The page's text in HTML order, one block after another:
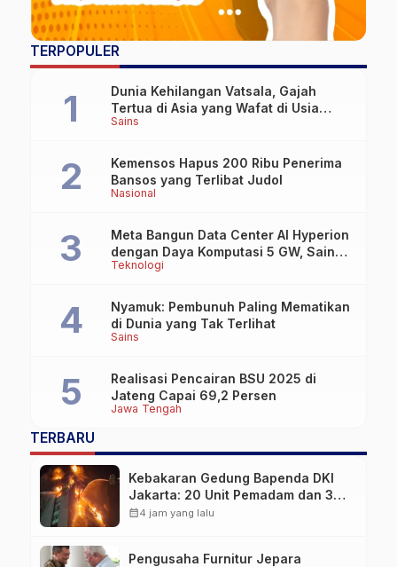
TERPOPULER
Sains
Dunia Kehilangan Vatsala, Gajah
Tertua di Asia yang Wafat di Usia
Lebih dari 100 Tahun
Nasional
Kemensos Hapus 200 Ribu Penerima
Bansos yang Terlibat Judol
Teknologi
Meta Bangun Data Center AI Hyperion
dengan Daya Komputasi 5 GW, Saingi
OpenAI dan Google
Sains
Nyamuk: Pembunuh Paling Mematikan
di Dunia yang Tak Terlihat
Jawa Tengah
Realisasi Pencairan BSU 2025 di
Jateng Capai 69,2 Persen
TERBARU
Kebakaran Gedung Bapenda DKI
Jakarta: 20 Unit Pemadam dan 3
Bronto Skylift Dikerahkan, Angin
calendar_month4 jam yang lalu
Pengusaha Furnitur Jepara